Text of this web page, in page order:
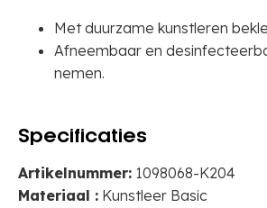
Met duurzame kunstleren
Afneembaar en
nemen.
Specificaties
Artikelnummer: 1098068-K204
Materiaal : Kunstleer Basic